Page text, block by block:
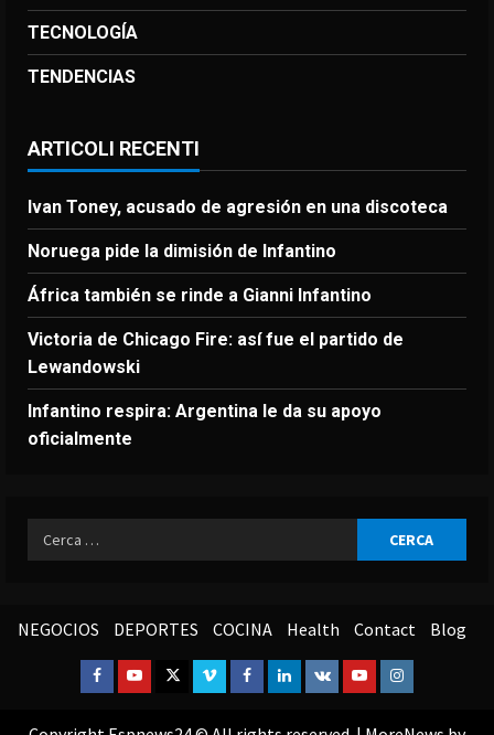
TECNOLOGÍA
TENDENCIAS
ARTICOLI RECENTI
Ivan Toney, acusado de agresión en una discoteca
Noruega pide la dimisión de Infantino
África también se rinde a Gianni Infantino
Victoria de Chicago Fire: así fue el partido de
Lewandowski
Infantino respira: Argentina le da su apoyo
oficialmente
Ricerca
per:
NEGOCIOS DEPORTES COCINA Health Contact Blog
Facebook
YoutubeTwitterVimeoFacebook
Linkedin
VK YoutubeInstagram